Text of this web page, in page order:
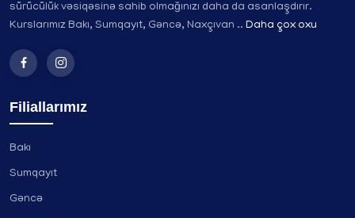
sürücülük vəsiqəsinə sahib olmağınızı daha da asanlaşdırır.
Kurslarımız Bakı, Sumqayıt, Gəncə, Naxçıvan .. Daha çox oxu
Filiallarımız
Bakı
Sumqayıt
Gəncə